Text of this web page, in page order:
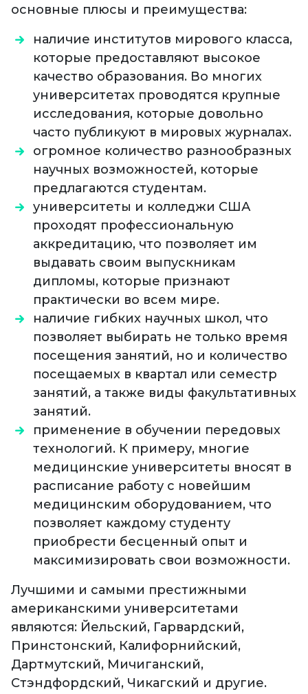
основные плюсы и преимущества:
наличие институтов мирового класса,
которые предоставляют высокое
качество образования. Во многих
университетах проводятся крупные
исследования, которые довольно
часто публикуют в мировых журналах.
огромное количество разнообразных
научных возможностей, которые
предлагаются студентам.
университеты и колледжи США
проходят профессиональную
аккредитацию, что позволяет им
выдавать своим выпускникам
дипломы, которые признают
практически во всем мире.
наличие гибких научных школ, что
позволяет выбирать не только время
посещения занятий, но и количество
посещаемых в квартал или семестр
занятий, а также виды факультативных
занятий.
применение в обучении передовых
технологий. К примеру, многие
медицинские университеты вносят в
расписание работу с новейшим
медицинским оборудованием, что
позволяет каждому студенту
приобрести бесценный опыт и
максимизировать свои возможности.
Лучшими и самыми престижными
американскими университетами
являются: Йельский, Гарвардский,
Принстонский, Калифорнийский,
Дартмутский, Мичиганский,
Стэндфордский, Чикагский и другие.